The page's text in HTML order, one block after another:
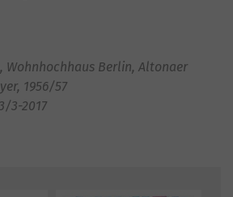
Wohnhochhaus Berlin, Altonaer
1956/57
3-2017